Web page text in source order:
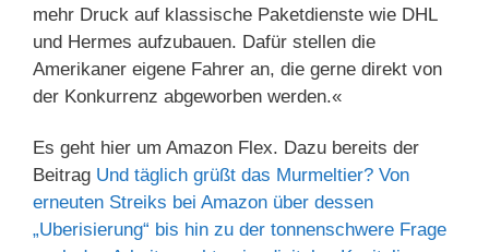
mehr Druck auf klassische Paketdienste wie DHL
und Hermes aufzubauen. Dafür stellen die
Amerikaner eigene Fahrer an, die gerne direkt von
der Konkurrenz abgeworben werden.«
Es geht hier um Amazon Flex. Dazu bereits der
Beitrag Und täglich grüßt das Murmeltier? Von
erneuten Streiks bei Amazon über dessen
„Uberisierung“ bis hin zu der tonnenschwere Frage